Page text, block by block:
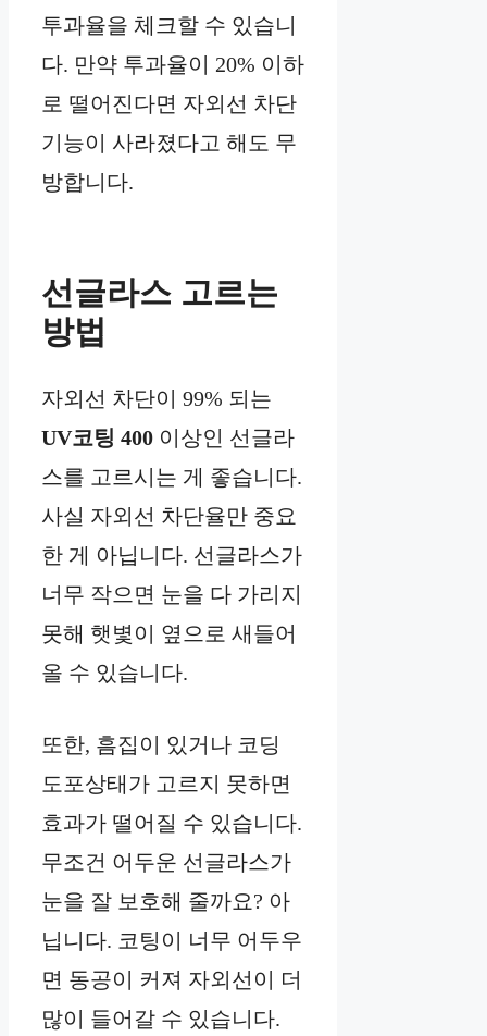
투과율을 체크할 수 있습니
다. 만약 투과율이 20% 이하
로 떨어진다면 자외선 차단
기능이 사라졌다고 해도 무
방합니다.
선글라스 고르는
방법
자외선 차단이 99% 되는
UV코팅 400 이상인 선글라
스를 고르시는 게 좋습니다.
사실 자외선 차단율만 중요
한 게 아닙니다. 선글라스가
너무 작으면 눈을 다 가리지
못해 햇볓이 옆으로 새들어
올 수 있습니다.
또한, 흠집이 있거나 코딩
도포상태가 고르지 못하면
효과가 떨어질 수 있습니다.
무조건 어두운 선글라스가
눈을 잘 보호해 줄까요? 아
닙니다. 코팅이 너무 어두우
면 동공이 커져 자외선이 더
많이 들어갈 수 있습니다.